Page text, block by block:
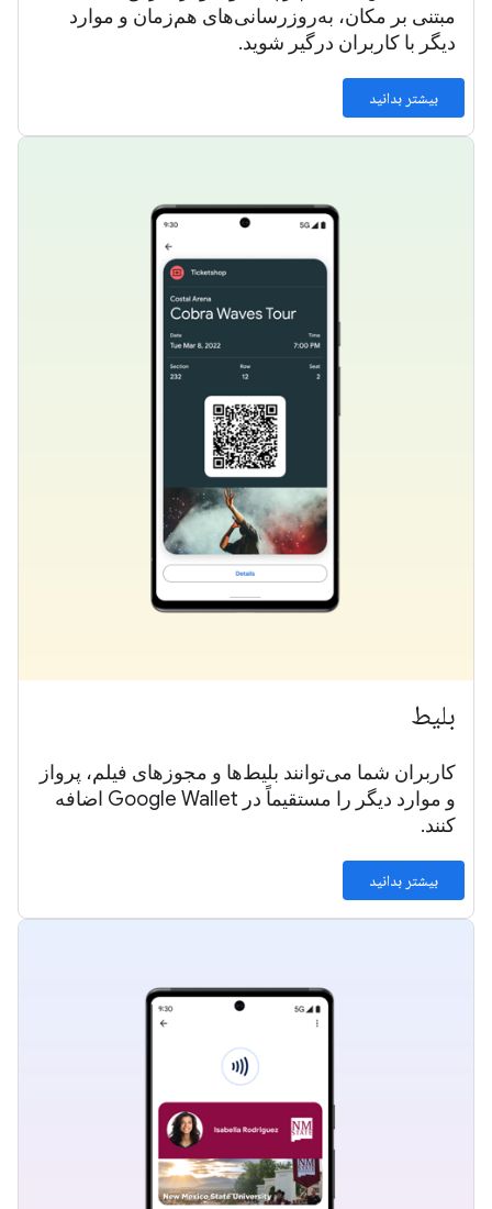
مبتنی بر مکان، به‌روزرسانی‌های هم‌زمان و موارد
دیگر با کاربران درگیر شوید.
بیشتر بدانید
بلیط
کاربران شما می‌توانند بلیط‌ها و مجوزهای فیلم، پرواز
و موارد دیگر را مستقیماً در Google Wallet اضافه
کنند.
بیشتر بدانید